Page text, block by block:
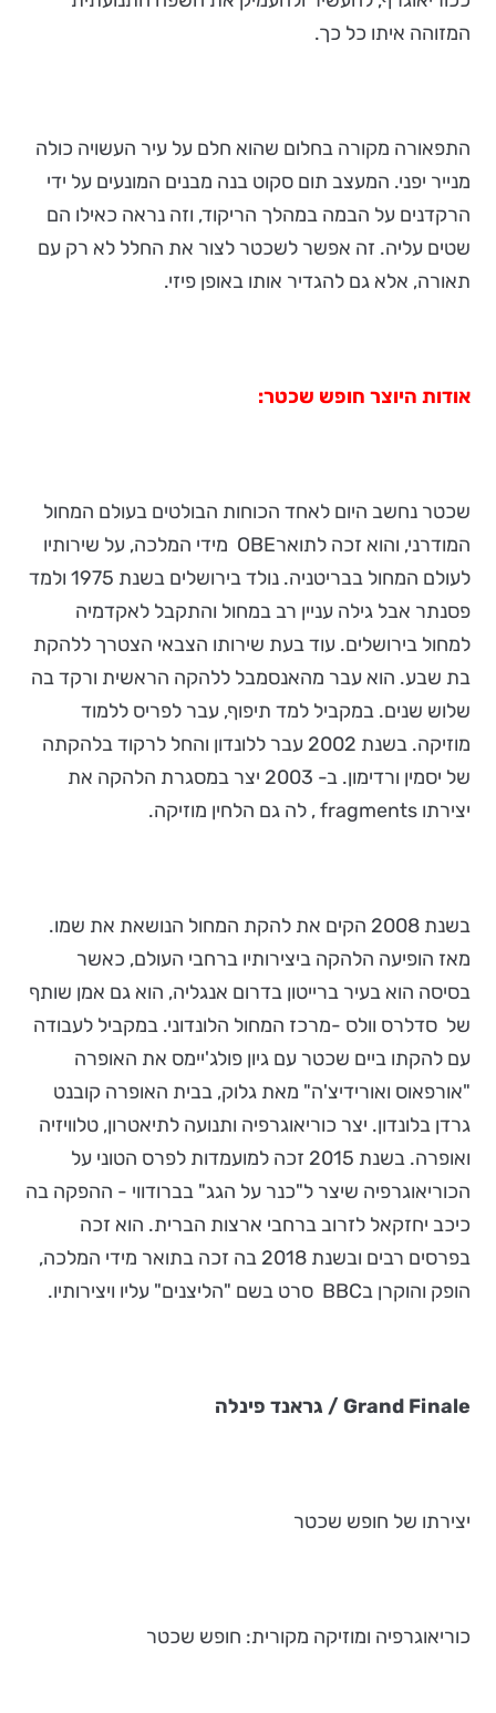
המזוהה איתו כל כך.
התפאורה מקורה בחלום שהוא חלם על עיר העשויה כולה
מנייר יפני. המעצב תום סקוט בנה מבנים המונעים על ידי
הרקדנים על הבמה במהלך הריקוד, וזה נראה כאילו הם
שטים עליה. זה אפשר לשכטר לצור את החלל לא רק עם
תאורה, אלא גם להגדיר אותו באופן פיזי.
אודות היוצר חופש שכטר:
שכטר נחשב היום לאחד הכוחות הבולטים בעולם המחול
המודרני, והוא זכה לתוארOBE מידי המלכה, על שירותיו
לעולם המחול בבריטניה. נולד בירושלים בשנת 1975 ולמד
פסנתר אבל גילה עניין רב במחול והתקבל לאקדמיה
למחול בירושלים. עוד בעת שירותו הצבאי הצטרך ללהקת
בת שבע. הוא עבר מהאנסמבל ללהקה הראשית ורקד בה
שלוש שנים. במקביל למד תיפוף, עבר לפריס ללמוד
מוזיקה. בשנת 2002 עבר ללונדון והחל לרקוד בלהקתה
של יסמין ורדימון. ב- 2003 יצר במסגרת הלהקה את
יצירתו fragments , לה גם הלחין מוזיקה.
בשנת 2008 הקים את להקת המחול הנושאת את שמו.
מאז הופיעה הלהקה ביצירותיו ברחבי העולם, כאשר
בסיסה הוא בעיר ברייטון בדרום אנגליה, הוא גם אמן שותף
של סדלרס וולס -מרכז המחול הלונדוני. במקביל לעבודה
עם להקתו ביים שכטר עם גיון פולג'יימס את האופרה
"אורפאוס ואורידיצ'ה" מאת גלוק, בבית האופרה קובנט
גרדן בלונדון. יצר כוריאוגרפיה ותנועה לתיאטרון, טלוויזיה
ואופרה. בשנת 2015 זכה למועמדות לפרס הטוני על
הכוריאוגרפיה שיצר ל"כנר על הגג" בברודווי - ההפקה בה
כיכב יחזקאל לזרוב ברחבי ארצות הברית. הוא זכה
בפרסים רבים ובשנת 2018 בה זכה בתואר מידי המלכה,
הופק והוקרן בBBC סרט בשם "הליצנים" עליו ויצירותיו.
Grand Finale / גראנד פינלה
יצירתו של חופש שכטר
כוריאוגרפיה ומוזיקה מקורית: חופש שכטר